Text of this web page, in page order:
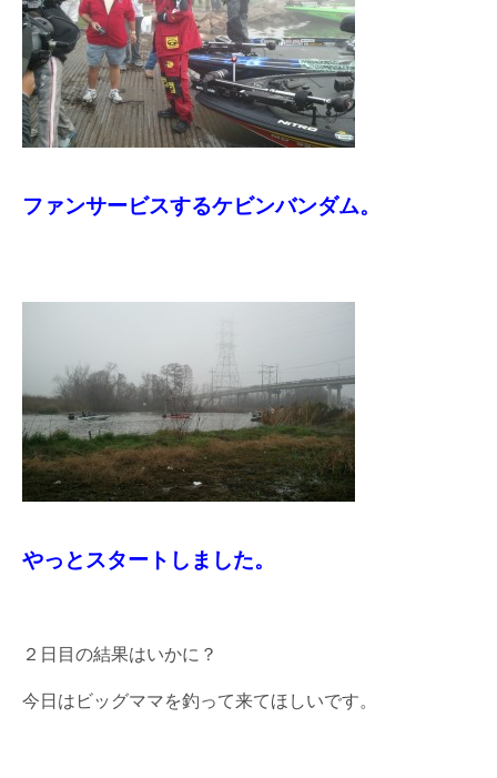
ファンサービスするケビンバンダム。
やっとスタートしました。
２日目の結果はいかに？
今日はビッグママを釣って来てほしいです。